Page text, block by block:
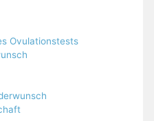
Ovulationstests